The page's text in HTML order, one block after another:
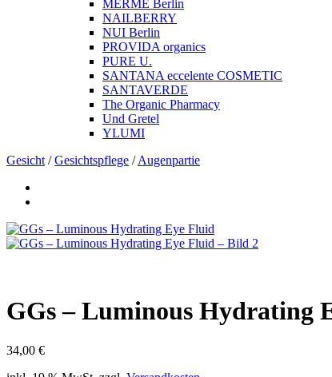
MERME Berlin
NAILBERRY
NUI Berlin
PROVIDA organics
PURE U.
SANTANA eccelente COSMETIC
SANTAVERDE
The Organic Pharmacy
Und Gretel
YLUMI
Gesicht / Gesichtspflege / Augenpartie
GGs – Luminous Hydrating
34,00 €